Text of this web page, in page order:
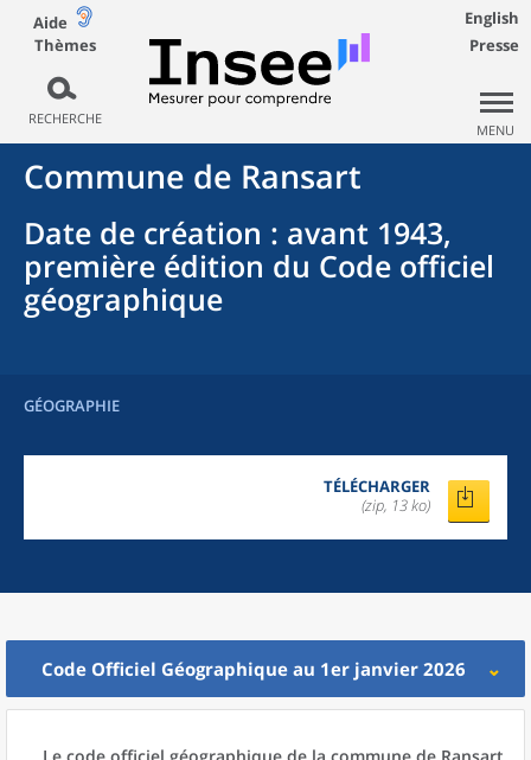
Aide
Thèmes
RECHERCHE
English
Presse
MENU
Commune de Ransart
Date de création : avant 1943,
première édition du Code officiel
géographique
GÉOGRAPHIE
TÉLÉCHARGER
(zip, 13 ko)
Code Officiel Géographique au 1er janvier 2026